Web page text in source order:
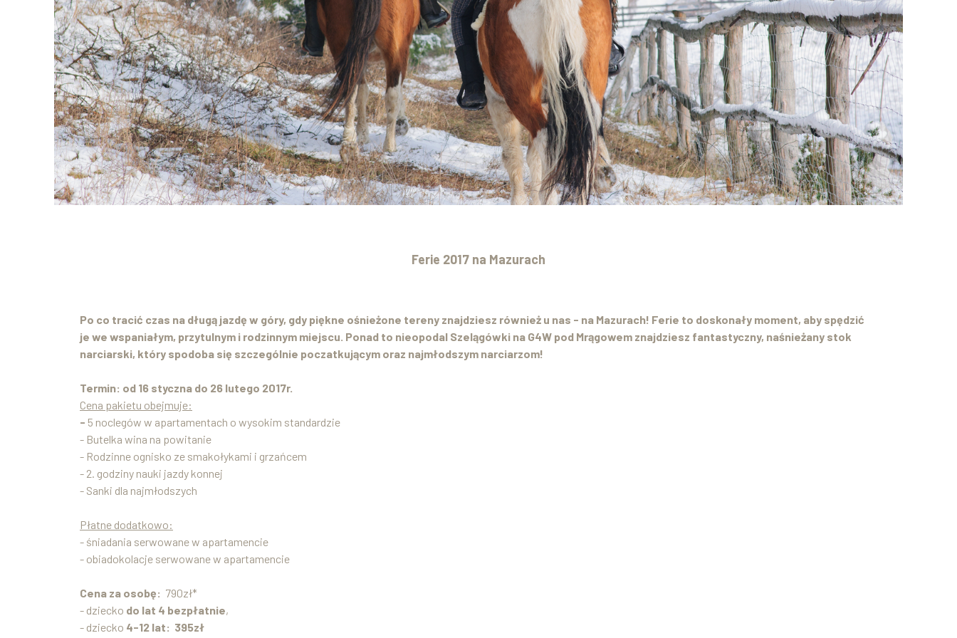
Ferie 2017 na Mazurach
Po co tracić czas na długą jazdę w góry, gdy piękne ośnieżone tereny znajdziesz również u nas - na Mazurach! Ferie to doskonały moment, aby spędzić
je we wspaniałym, przytulnym i rodzinnym miejscu. Ponad to nieopodal Szelągówki na G4W pod Mrągowem znajdziesz fantastyczny, naśnieżany stok
narciarski, który spodoba się szczególnie poczatkującym oraz najmłodszym narciarzom!
Termin: od 16 styczna do 26 lutego 2017r.
Cena pakietu obejmuje:
- 5 noclegów w apartamentach o wysokim standardzie
- Butelka wina na powitanie
- Rodzinne ognisko ze smakołykami i grzańcem
- 2. godziny nauki jazdy konnej
- Sanki dla najmłodszych
Płatne dodatkowo:
- śniadania serwowane w apartamencie
- obiadokolacje serwowane w apartamencie
Cena za osobę: 790zł*
- dziecko do lat 4 bezpłatnie,
- dziecko 4-12 lat: 395zł